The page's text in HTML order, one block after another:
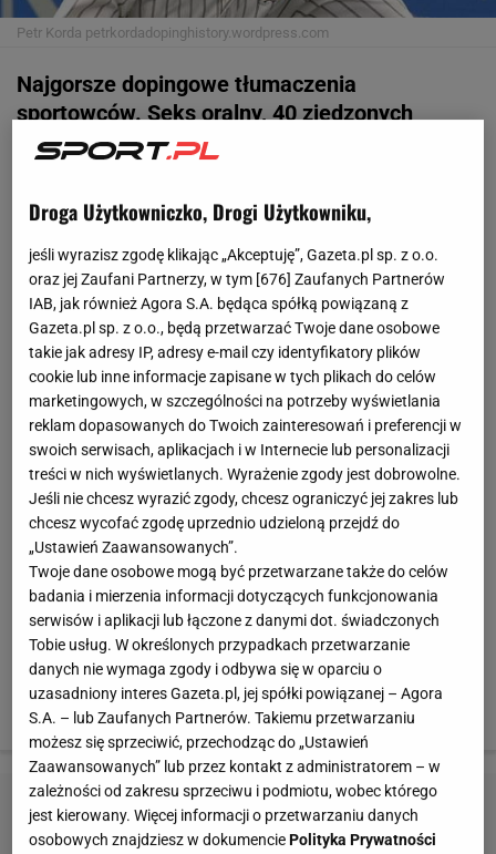
Petr Korda petrkordadopinghistory.wordpress.com
Najgorsze dopingowe tłumaczenia
sportowców. Seks oralny, 40 zjedzonych
cielaków. Dziennie - 40 zjedzonych cielaków.
Najgorsze dopingowe tłumaczenia sportowców. Seks
oralny, 40 zjedzonych cielaków. Dziennie
Wpadki dopingowe w sporcie zdarzają się ciągle. I
ciągle zdarzają się tłumaczenia sportowców. Oto
najgłupsze, najabsurdalniejsze i najgorsze tłumaczenia:
Czeski tenisista Petr Korda w 1998 roku wygrał
Australian Open i był sklasyfikowany na drugim miejscu
w rankingu ATP. Podczas Wimbledonu doszedł do
ćwierćfinału, niestety cieniem na tych sukcesach
położyła się dyskwalifikacja po wykryciu w organizmie
zawodnika ilości nandrolonu. Korda bronił się,
twierdząc że to wszystko przez spożywanie skażonej
cielęciny. Jak obliczono, żeby wchłonąć tyle
niedozwolonej substancji musiałby on jeść 40 całych
cielaków, codziennie przez 20 lat.
Droga Użytkowniczko, Drogi Użytkowniku,
jeśli wyrazisz zgodę klikając „Akceptuję”, Gazeta.pl sp. z o.o.
oraz jej Zaufani Partnerzy, w tym [676] Zaufanych Partnerów
IAB, jak również Agora S.A. będąca spółką powiązaną z
Gazeta.pl sp. z o.o., będą przetwarzać Twoje dane osobowe
takie jak adresy IP, adresy e-mail czy identyfikatory plików
cookie lub inne informacje zapisane w tych plikach do celów
marketingowych, w szczególności na potrzeby wyświetlania
reklam dopasowanych do Twoich zainteresowań i preferencji w
swoich serwisach, aplikacjach i w Internecie lub personalizacji
treści w nich wyświetlanych. Wyrażenie zgody jest dobrowolne.
Jeśli nie chcesz wyrazić zgody, chcesz ograniczyć jej zakres lub
chcesz wycofać zgodę uprzednio udzieloną przejdź do
„Ustawień Zaawansowanych”.
Twoje dane osobowe mogą być przetwarzane także do celów
badania i mierzenia informacji dotyczących funkcjonowania
serwisów i aplikacji lub łączone z danymi dot. świadczonych
Tobie usług. W określonych przypadkach przetwarzanie
danych nie wymaga zgody i odbywa się w oparciu o
uzasadniony interes Gazeta.pl, jej spółki powiązanej – Agora
S.A. – lub Zaufanych Partnerów. Takiemu przetwarzaniu
możesz się sprzeciwić, przechodząc do „Ustawień
Zaawansowanych” lub przez kontakt z administratorem – w
zależności od zakresu sprzeciwu i podmiotu, wobec którego
jest kierowany. Więcej informacji o przetwarzaniu danych
osobowych znajdziesz w dokumenciePolityka Prywatności